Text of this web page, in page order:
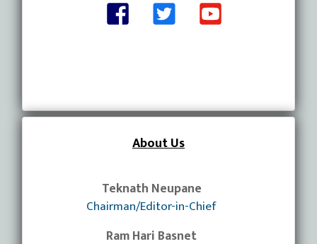
About Us
Teknath Neupane
Chairman/Editor-in-Chief
Ram Hari Basnet